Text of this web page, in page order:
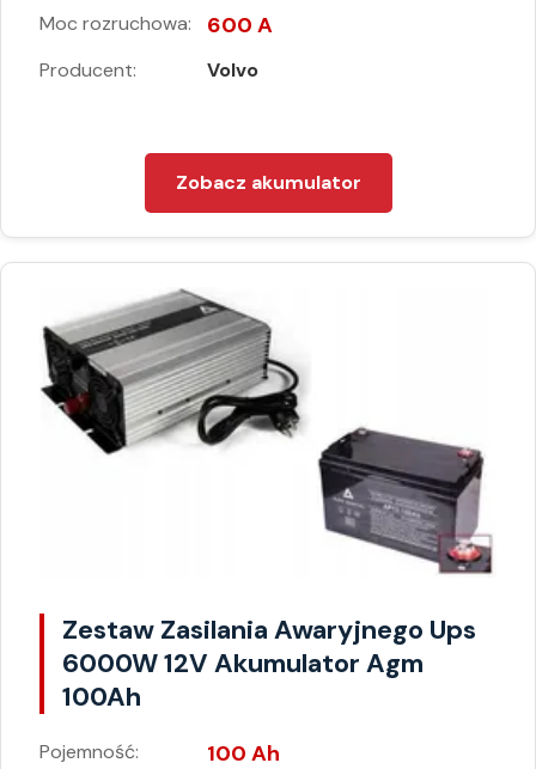
Moc rozruchowa: 600 A
Producent: Volvo
Zobacz akumulator
Zestaw Zasilania Awaryjnego Ups
6000W 12V Akumulator Agm
100Ah
Pojemność: 100 Ah